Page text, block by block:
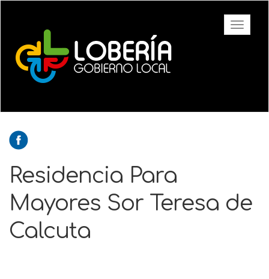
principal
Toggle
Residencia Para
Mayores Sor Teresa de
Calcuta